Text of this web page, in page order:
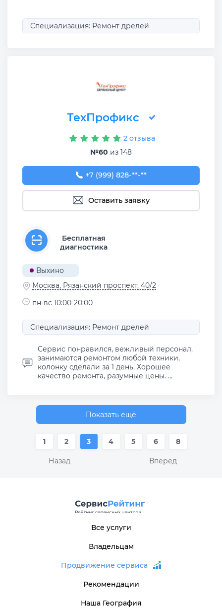
Специализация: Ремонт дрелей
ТехПрофикс
2 отзыва
№60 из 148
+7 (999) 828-30-33
+7 (999) 828-**-**
Оставить заявку
Бесплатная
диагностика
Выхино
Москва, Рязанский проспект, 40/2
пн-вс 10:00-20:00
Специализация: Ремонт дрелей
Сервис понравился, вежливый персонал,
занимаются ремонтом любой техники,
колонку сделали за 1 день. Хорошее
качество ремонта, разумные цены. ...
Показать ещё
Назад
1 2 3 4 5 6 8
Вперед
Все услуги
Владельцам
Продвижение сервиса
Рекомендации
Наша География